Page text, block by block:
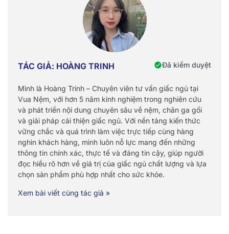
TÁC GIẢ: HOÀNG TRINH Đã kiểm duyệt
Mình là Hoàng Trinh – Chuyên viên tư vấn giấc ngủ tại
Vua Nệm, với hơn 5 năm kinh nghiệm trong nghiên cứu
và phát triển nội dung chuyên sâu về nệm, chăn ga gối
và giải pháp cải thiện giấc ngủ. Với nền tảng kiến thức
vững chắc và quá trình làm việc trực tiếp cùng hàng
nghìn khách hàng, mình luôn nỗ lực mang đến những
thông tin chính xác, thực tế và đáng tin cậy, giúp người
đọc hiểu rõ hơn về giá trị của giấc ngủ chất lượng và lựa
chọn sản phẩm phù hợp nhất cho sức khỏe.
Xem bài viết cùng tác giả »